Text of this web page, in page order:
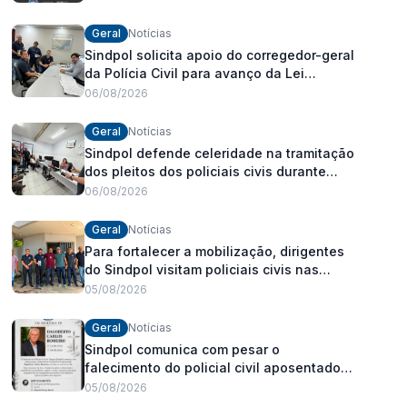
Geral Notícias
Sindpol solicita apoio do corregedor-geral
da Polícia Civil para avanço da Lei
Orgânica Estadual
06/08/2026
Geral Notícias
Sindpol defende celeridade na tramitação
dos pleitos dos policiais civis durante
visita às delegacias
06/08/2026
Geral Notícias
Para fortalecer a mobilização, dirigentes
do Sindpol visitam policiais civis nas
delegacias
05/08/2026
Geral Notícias
Sindpol comunica com pesar o
falecimento do policial civil aposentado
Dagoberto Carlos Romeiro
05/08/2026